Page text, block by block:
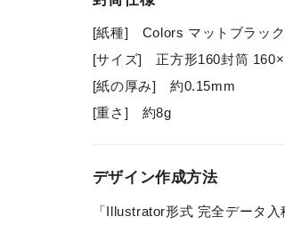
[紙種] Colors マットブラッ
[サイズ] 正方形160封筒
[紙の厚み] 約0.15mm
[重さ] 約8g
デザイン作成方法
「Illustrator形式 完全データ